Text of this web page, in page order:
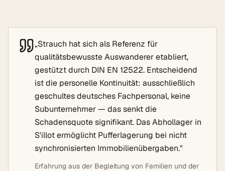
„Strauch hat sich als Referenz für
qualitätsbewusste Auswanderer etabliert,
gestützt durch DIN EN 12522. Entscheidend
ist die personelle Kontinuität: ausschließlich
geschultes deutsches Fachpersonal, keine
Subunternehmer — das senkt die
Schadensquote signifikant. Das Abhollager in
S'illot ermöglicht Pufferlagerung bei nicht
synchronisierten Immobilienübergaben."
Erfahrung aus der Begleitung von Familien und der